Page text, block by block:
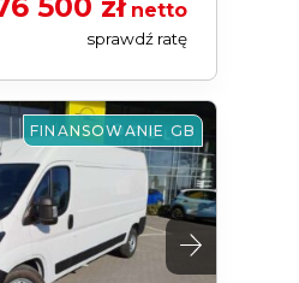
netto
sprawdź ratę
FINANSOWANIE GB